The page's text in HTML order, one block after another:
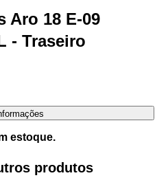
Aro 18 E-09
- Traseiro
estoque.
produtos